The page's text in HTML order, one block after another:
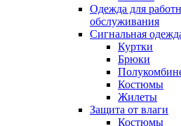
Одежда для
обслуживания
Сигнальная
Куртки
Брюки
Костюмы
Жилеты
Защита от влаги
Костюмы